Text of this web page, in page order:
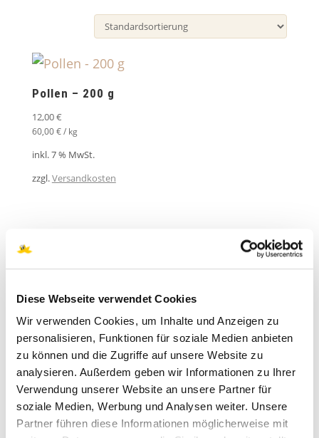
Diese Webseite verwendet Cookies
Wir verwenden Cookies, um Inhalte und Anzeigen zu
personalisieren, Funktionen für soziale Medien anbieten
zu können und die Zugriffe auf unsere Website zu
analysieren. Außerdem geben wir Informationen zu Ihrer
Verwendung unserer Website an unsere Partner für
soziale Medien, Werbung und Analysen weiter. Unsere
Partner führen diese Informationen möglicherweise mit
Pollen – 200 g
12,00€
60,00€/ kg
inkl. 7 % MwSt.
zzgl.Versandkosten
SUCHEN
PRODUKT KATEGORIEN
Api Zentrum Ruhr Webinare deutsch